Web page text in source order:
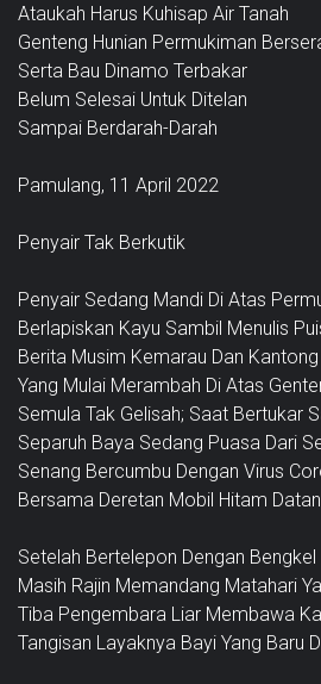
Ataukah Harus Kuhisap Air Tanah
Genteng Hunian Permukiman
Serta Bau Dinamo Terbakar
Belum Selesai Untuk Ditelan
Sampai Berdarah-Darah
Pamulang, 11 April 2022
Penyair Tak Berkutik
Penyair Sedang Mandi Di Atas
Berlapiskan Kayu Sambil Menulis
Berita Musim Kemarau Dan
Yang Mulai Merambah Di Atas
Semula Tak Gelisah; Saat Bertukar
Separuh Baya Sedang Puasa Dari
Senang Bercumbu Dengan Virus
Bersama Deretan Mobil Hitam
Setelah Bertelepon Dengan
Masih Rajin Memandang Matahari
Tiba Pengembara Liar Membawa
Tangisan Layaknya Bayi Yang Baru